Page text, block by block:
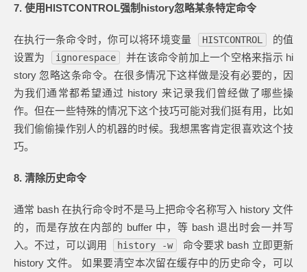
7. 使用HISTCONTROL强制history忽略某条特定命令
在执行一条命令时，你可以将环境变量 HISTCONTROL
的值
设置为
ignorespace
并在该命令前加上一个空格来指示 hi
story 忽略这条命令。在很多情况下这样做是没有必要的，因
为我们通常都希望通过 history 来记录我们曾经做了哪些操
作。但在一些特殊的情况下这个技巧可能对我们挺有用，比如
我们偷偷操作别人的机器的时候。我想黑客肯定很喜欢这个技
巧。
8. 清除历史命令
通常 bash 在执行命令时不是马上把命令名称写入 history 文件
的，而是存放在内部的 buffer 中，等 bash 退出时会一并写
入。不过，可以调用
history -w
命令要求 bash 立即更新
history 文件。 如果要清空本次留在缓存中的历史命令，可以